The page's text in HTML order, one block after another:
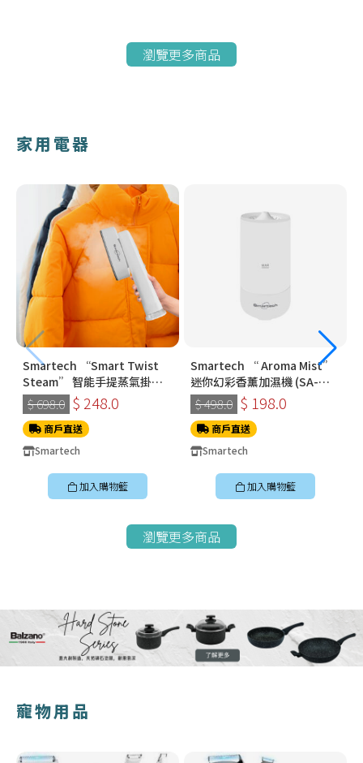
瀏覽更多商品
家用電器
Smartech “Smart Twist
Steam” 智能手提蒸氣掛燙
機 (SS-8108)
$ 698.0 $ 248.0
商戶直送
Smartech
加入購物籃
Smartech “ Aroma Mist”
迷你幻彩香薰加濕機 (SA-
8009)
$ 498.0 $ 198.0
商戶直送
Smartech
加入購物籃
瀏覽更多商品
寵物用品